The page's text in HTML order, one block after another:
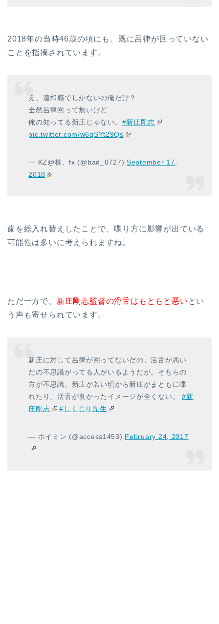
2018年の当時46歳の頃にも、既に呂律が回っていない
ことを指摘されています。
え、違和感でしかないの俺だけ？
全然呂律回って無いけど…
俺の知ってる新庄じゃない。 #新庄剛志
pic.twitter.com/w6qSYt29Qs
— KZ@株、fx (@bad_0727)September 17,
2018
歯を総入れ替えしたことで、喋り方に影響が出ている
可能性は多いに考えられますね。
ただ一方で、 新庄剛志監督の滑舌はもともと悪い とい
う声も寄せられています。
新庄に対して呂律が回ってないだの、活舌が悪い
だの不思議がってる人がいるようだが。そちらの
方が不思議。新庄が若い頃から新庄がまともに喋
れたり、活舌が良かったイメージが全くない。#新
庄剛志
#しくじり先生
— ホイミン (@access1453) February 24, 2017